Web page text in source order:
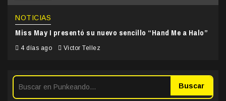
NOTICIAS
Miss May I presentó su nuevo sencillo “Hand Me a Halo”
4 días ago Victor Tellez
Buscar